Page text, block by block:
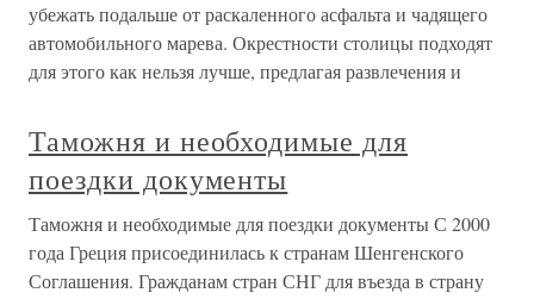
убежать подальше от раскаленного асфальта и чадящего
автомобильного марева. Окрестности столицы подходят
для этого как нельзя лучше, предлагая развлечения и
Таможня и необходимые для
поездки документы
Таможня и необходимые для поездки документы С 2000
года Греция присоединилась к странам Шенгенского
Соглашения. Гражданам стран СНГ для въезда в страну